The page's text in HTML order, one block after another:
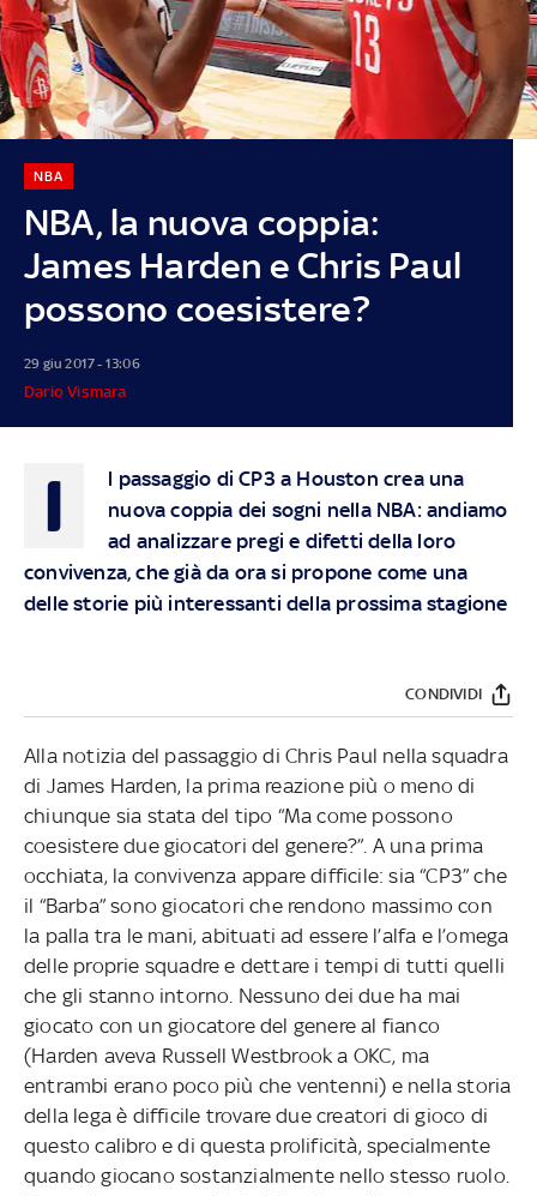
NBA, la nuova coppia:
James Harden e Chris Paul
possono coesistere?
NBA
29 giu 2017 - 13:06
Dario Vismara
I
l passaggio di CP3 a Houston crea una
nuova coppia dei sogni nella NBA: andiamo
ad analizzare pregi e difetti della loro
convivenza, che già da ora si propone come una
delle storie più interessanti della prossima stagione
CONDIVIDI
Alla notizia del passaggio di Chris Paul nella squadra
di James Harden, la prima reazione più o meno di
chiunque sia stata del tipo “Ma come possono
coesistere due giocatori del genere?”. A una prima
occhiata, la convivenza appare difficile: sia “CP3” che
il “Barba” sono giocatori che rendono massimo con
la palla tra le mani, abituati ad essere l’alfa e l’omega
delle proprie squadre e dettare i tempi di tutti quelli
che gli stanno intorno. Nessuno dei due ha mai
giocato con un giocatore del genere al fianco
(Harden aveva Russell Westbrook a OKC, ma
entrambi erano poco più che ventenni) e nella storia
della lega è difficile trovare due creatori di gioco di
questo calibro e di questa prolificità, specialmente
quando giocano sostanzialmente nello stesso ruolo.